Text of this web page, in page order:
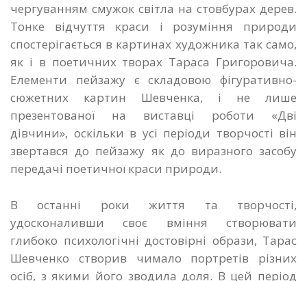
чергуванням смужок світла на стовбурах дерев.
Тонке відчуття краси і розуміння природи
спостерігається в картинах художника так само,
як і в поетичних творах Тараса Григоровича.
Елементи пейзажу є складовою фігуративно-
сюжетних картин Шевченка, і не лише
презентованої на виставці роботи «Дві
дівчини», оскільки в усі періоди творчості він
звертався до пейзажу як до виразного засобу
передачі поетичної краси природи.
В останні роки життя та творчості,
удосконаливши своє вміння створювати
глибоко психологічні достовірні образи, Тарас
Шевченко створив чимало портретів різних
осіб, з якими його зводила доля. В цей період